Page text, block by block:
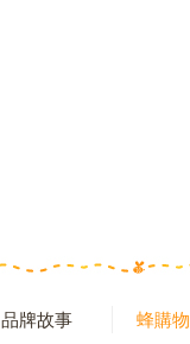
品牌故事 蜂購物